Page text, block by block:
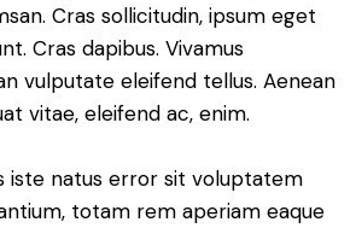
Cras sollicitudin, ipsum eget
Cras dapibus. Vivamus
vulputate eleifend tellus. Aenean
vitae, eleifend ac, enim.
iste natus error sit voluptatem
totam rem aperiam eaque